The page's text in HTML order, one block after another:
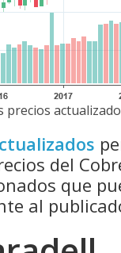
precios
del
que
al